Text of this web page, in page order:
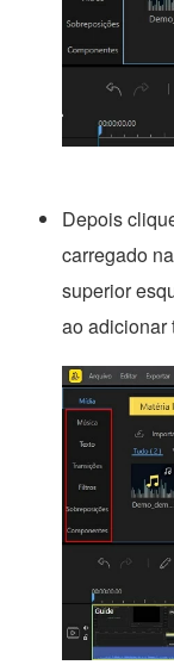
Depois
carregado
superior
ao adicionar